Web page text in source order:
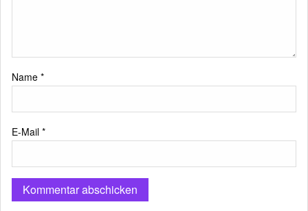
Name *
E-Mail *